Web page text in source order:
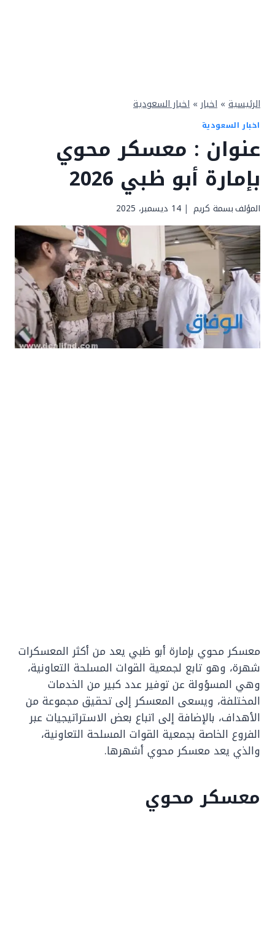
الرئيسية » اخبار » اخبار السعودية
اخبار السعودية
عنوان : معسكر محوي
بإمارة أبو ظبي 2026
المؤلفبسمة كريم 14 ديسمبر، 2025
معسكر محوي بإمارة أبو ظبي يعد من أكثر المعسكرات
شهرة، وهو تابع لجمعية القوات المسلحة التعاونية،
وهي المسؤولة عن توفير عدد كبير من الخدمات
المختلفة، ويسعى المعسكر إلى تحقيق مجموعة من
الأهداف، بالإضافة إلى اتباع بعض الاستراتيجيات عبر
الفروع الخاصة بجمعية القوات المسلحة التعاونية،
والذي يعد معسكر محوي أشهرها.
معسكر محوي